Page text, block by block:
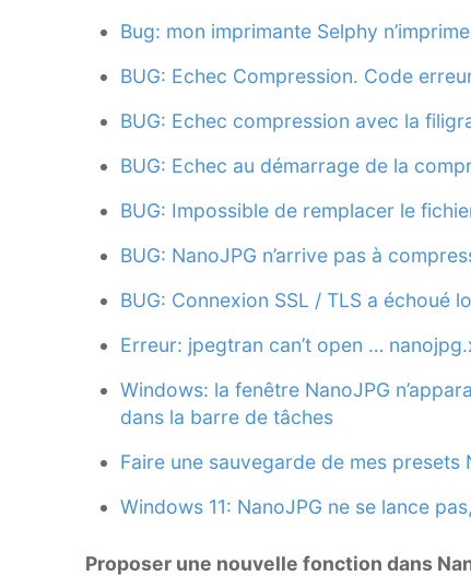
Bug: mon imprimante Selphy
BUG: Echec Compression. Code
BUG: Echec compression avec la
BUG: Echec au démarrage de la
BUG: Impossible de remplacer le
BUG: NanoJPG n’arrive pas à
BUG: Connexion SSL / TLS a échoué
Erreur: jpegtran can’t open …
Windows: la fenêtre NanoJPG
dans la barre de tâches
Faire une sauvegarde de mes
Windows 11: NanoJPG ne se lance
Proposer une nouvelle fonction dans